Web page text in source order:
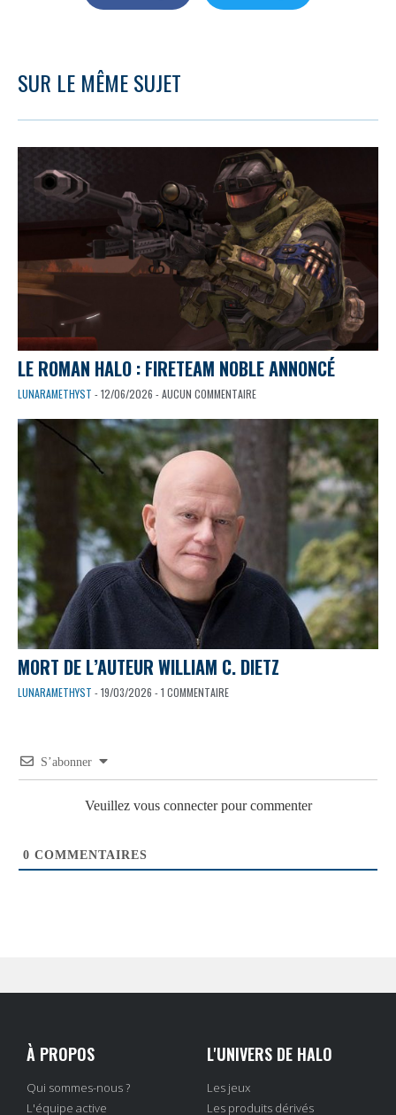
SUR LE MÊME SUJET
LE ROMAN HALO : FIRETEAM NOBLE ANNONCÉ
LUNARAMETHYST - 12/06/2026 - AUCUN COMMENTAIRE
MORT DE L’AUTEUR WILLIAM C. DIETZ
LUNARAMETHYST - 19/03/2026 - 1 COMMENTAIRE
S’abonner
Veuillez vous connecter pour commenter
0 COMMENTAIRES
À PROPOS
Qui sommes-nous ?
L'équipe active
L'UNIVERS DE HALO
Les jeux
Les produits dérivés